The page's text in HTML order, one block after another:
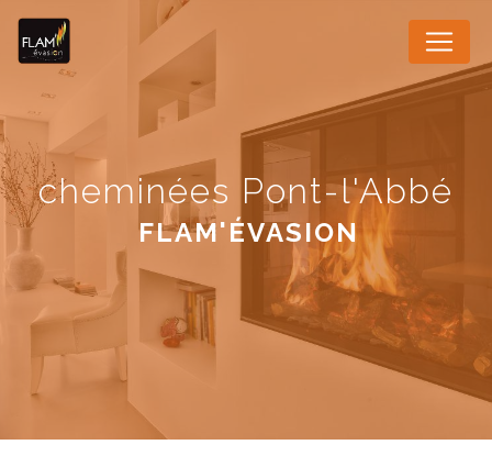
cheminées Pont-l'Abbé
FLAM'ÉVASION
Panneau de gestion des cookies